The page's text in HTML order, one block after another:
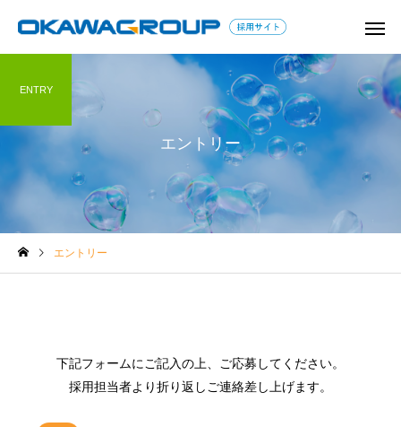
学童保育コラム
教師以外で教員免許を活か
子どもに関わる仕事は
エントリー
ENTRY
エントリー
下記フォームにご記入の上、ご応募してください。
採用担当者より折り返しご連絡差し上げます。